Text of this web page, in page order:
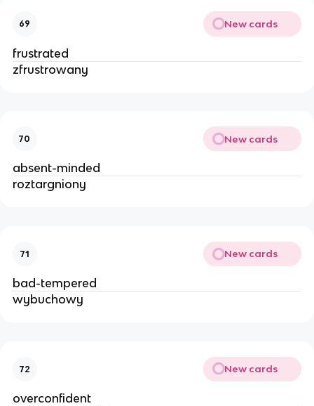
69 New cards
frustrated
zfrustrowany
70 New cards
absent-minded
roztargniony
71 New cards
bad-tempered
wybuchowy
72 New cards
overconfident